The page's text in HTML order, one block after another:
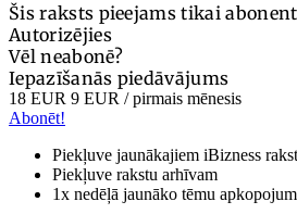
Šis raksts pieejams tikai
Autorizējies
Vēl neabonē?
Iepazīšanās piedāvājums
18 EUR 9 EUR / pirmais mēnesis
Abonēt!
Piekļuve jaunākajiem iBizness
Piekļuve rakstu arhīvam
1x nedēļā jaunāko tēmu